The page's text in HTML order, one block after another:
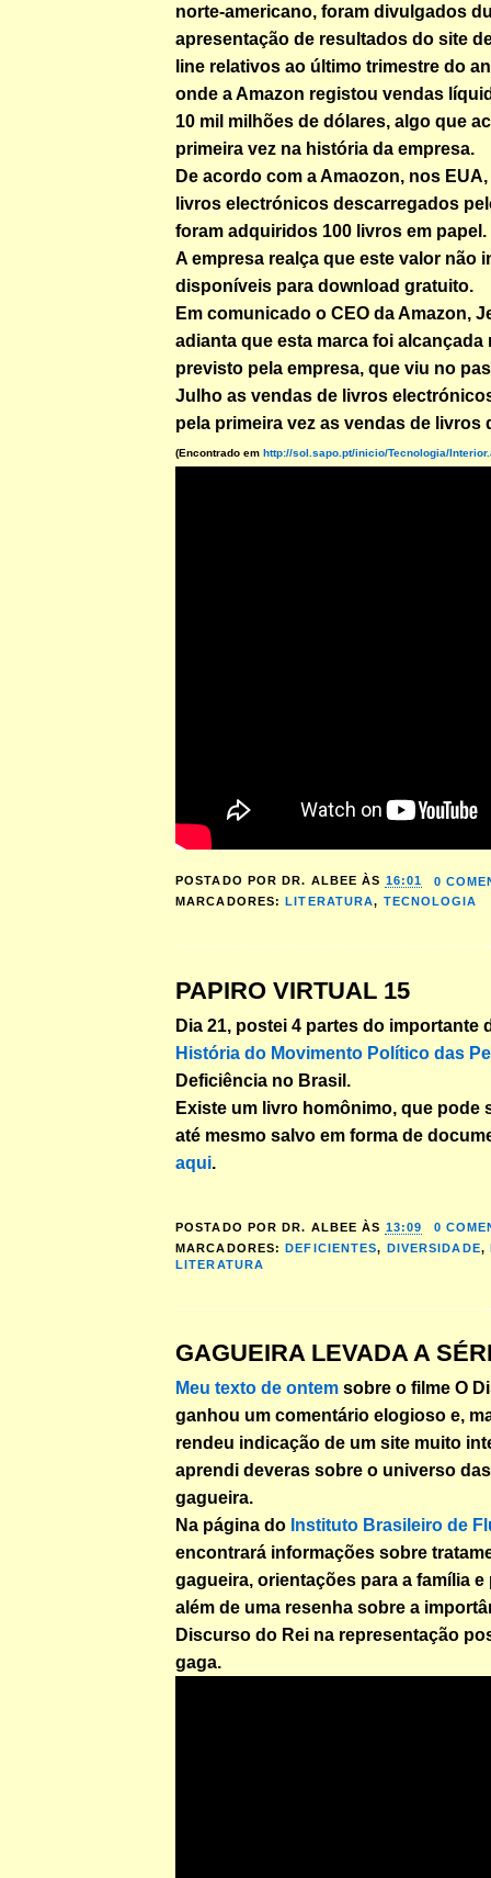
norte-americano, foram divulgados
apresentação de resultados do site
line relativos ao último trimestre do
onde a Amazon registou vendas
10 mil milhões de dólares, algo que
primeira vez na história da empresa.
De acordo com a Amaozon, nos
livros electrónicos descarregados
foram adquiridos 100 livros em papel.
A empresa realça que este valor não
disponíveis para download gratuito.
Em comunicado o CEO da Amazon,
adianta que esta marca foi alcançada
previsto pela empresa, que viu no
Julho as vendas de livros
pela primeira vez as vendas de livros
(Encontrado em http://sol.sapo.pt/inicio/Tecnologia/
POSTADO POR DR. ALBEE ÀS 16:01
0
MARCADORES:
LITERATURA, TECNOLOGIA
PAPIRO VIRTUAL 15
Dia 21, postei 4 partes do importante
História do Movimento Político das
Deficiência no Brasil.
Existe um livro homônimo, que pode
até mesmo salvo em forma de
aqui
POSTADO PORDR. ALBEE ÀS 13:09
0
MARCADORES:DEFICIENTES, DIVERSIDADE,
LITERATURA
GAGUEIRA LEVADA A
Meu texto de ontem sobre o filme O
ganhou um comentário elogioso e,
rendeu indicação de um site muito
aprendi deveras sobre o universo
gagueira.
Na página do Instituto Brasileiro de
encontrará informações sobre
gagueira, orientações para a família
além de uma resenha sobre a
Discurso do Rei na representação
gaga.